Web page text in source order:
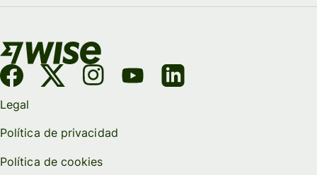
Legal
Política de privacidad
Política de cookies